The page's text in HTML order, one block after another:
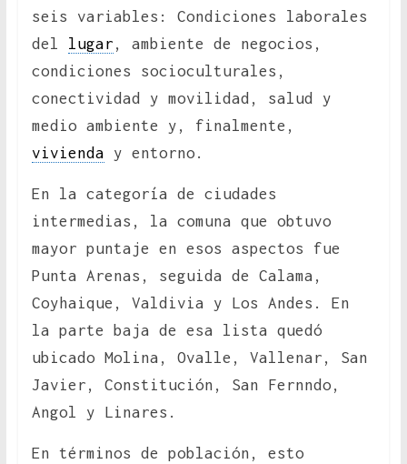
seis variables: Condiciones laborales
del lugar , ambiente de negocios,
condiciones socioculturales,
conectividad y movilidad, salud y
medio ambiente y, finalmente,
vivienda y entorno.
En la categoría de ciudades
intermedias, la comuna que obtuvo
mayor puntaje en esos aspectos fue
Punta Arenas, seguida de Calama,
Coyhaique, Valdivia y Los Andes. En
la parte baja de esa lista quedó
ubicado Molina, Ovalle, Vallenar, San
Javier, Constitución, San Fernndo,
Angol y Linares.
En términos de población, esto